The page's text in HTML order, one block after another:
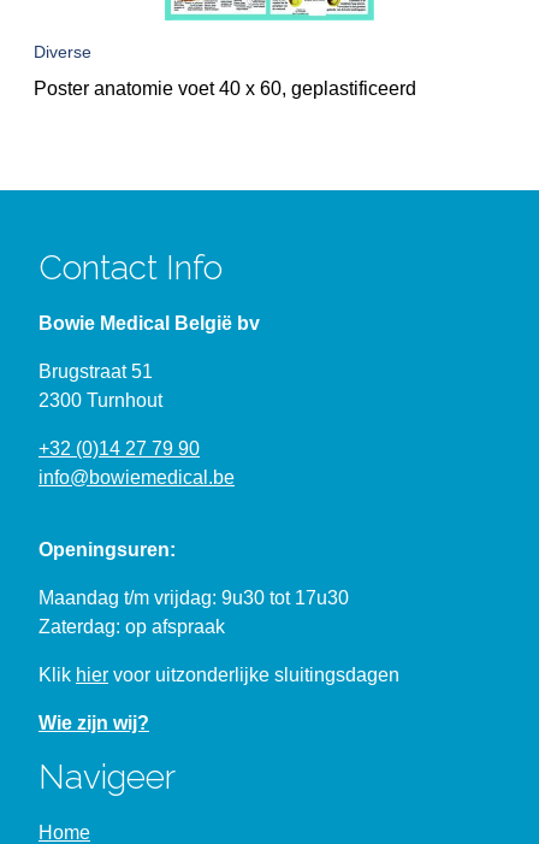
Diverse
Poster anatomie voet 40 x 60, geplastificeerd
Contact Info
Bowie Medical België bv
Brugstraat 51
2300 Turnhout
+32 (0)14 27 79 90
info@bowiemedical.be
Openingsuren:
Maandag t/m vrijdag: 9u30 tot 17u30
Zaterdag: op afspraak
Klik hier voor uitzonderlijke sluitingsdagen
Wie zijn wij?
Navigeer
Home